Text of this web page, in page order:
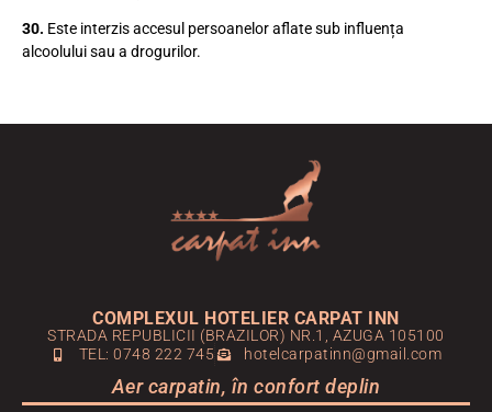
30. Este interzis accesul persoanelor aflate sub influența
alcoolului sau a drogurilor.
COMPLEXUL HOTELIER CARPAT INN
STRADA REPUBLICII (BRAZILOR) NR.1, AZUGA 105100
TEL: 0748 222 745
hotelcarpatinn@gmail.com
Aer carpatin, în confort deplin